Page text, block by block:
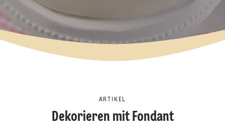
ARTIKEL
Dekorieren mit Fondant